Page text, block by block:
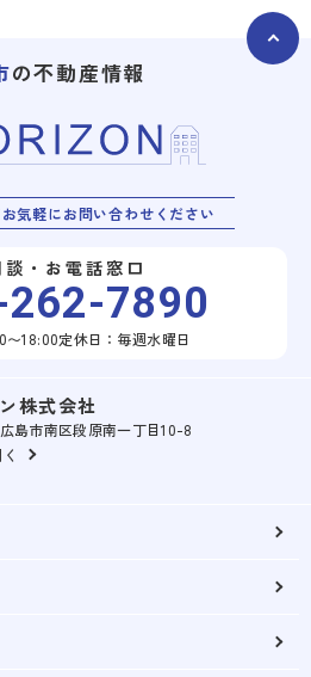
の不動産情報
気軽にお問い合わせください
・お電話窓口
7890
〜18:00定休日：毎週水曜日
株式会社
島市南区段原南一丁目10-8